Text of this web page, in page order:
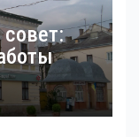
совет: